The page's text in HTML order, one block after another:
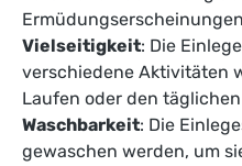
Vielseitigkeit: Die
verschiedene Aktivitäten
Laufen oder den
Waschbarkeit: Die
gewaschen werden, um